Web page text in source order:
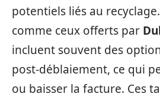
potentiels liés au
comme ceux offerts par
incluent souvent des
post-déblaiement, ce qui
ou baisser la facture. Ces